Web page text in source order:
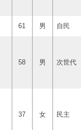
61 男 自民
58 男 次世代
37 女 民主